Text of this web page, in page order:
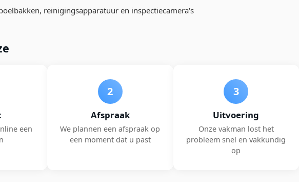
reinigingsapparatuur en inspectiecamera's
een
2
Afspraak
We plannen een afspraak op
een moment dat u past
3
Uitvoering
Onze vakman lost het
probleem snel en vakkundig
op